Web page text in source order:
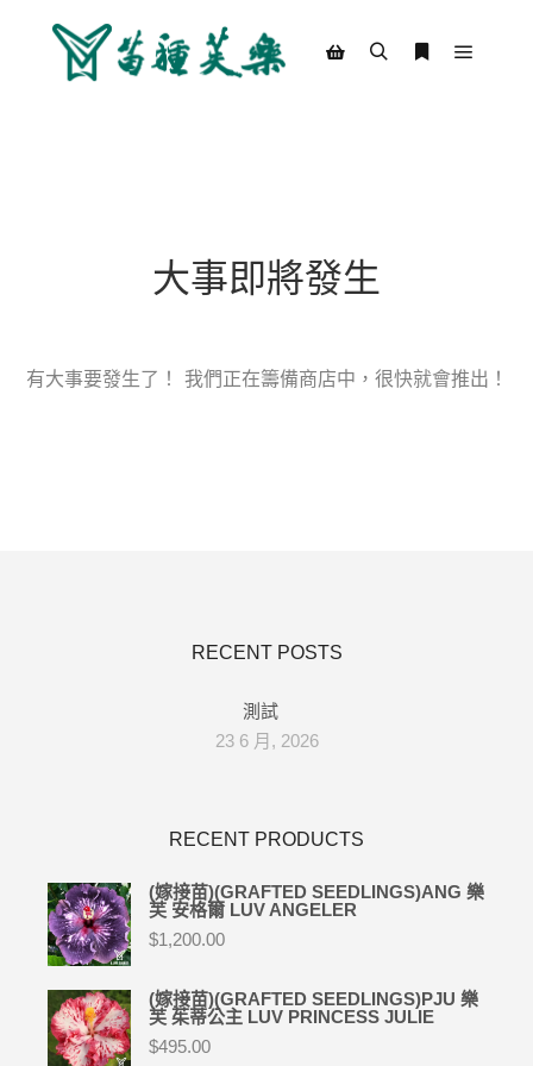
大事即將發生
有大事要發生了！ 我們正在籌備商店中，很快就會推出！
RECENT POSTS
測試
23 6 月, 2026
RECENT PRODUCTS
(嫁接苗)(GRAFTED SEEDLINGS)ANG 樂
芙 安格爾 LUV ANGELER
$1,200.00
(嫁接苗)(GRAFTED SEEDLINGS)PJU 樂
芙 茱蒂公主 LUV PRINCESS JULIE
$495.00